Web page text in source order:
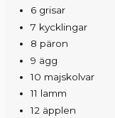
6 grisar
7 kycklingar
8 päron
9 ägg
10 majskolvar
11 lamm
12 äpplen